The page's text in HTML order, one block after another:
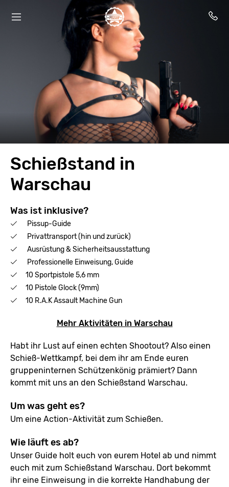
Schießstand in
Warschau
Was ist inklusive?
Pissup-Guide
Privattransport (hin und zurück)
Ausrüstung & Sicherheitsausstattung
Professionelle Einweisung, Guide
10 Sportpistole 5,6 mm
10 Pistole Glock (9mm)
10 R.A.K Assault Machine Gun
Mehr Aktivitäten in Warschau
Habt ihr Lust auf einen echten Shootout? Also einen
Schieß-Wettkampf, bei dem ihr am Ende euren
gruppeninternen Schützenkönig prämiert? Dann
kommt mit uns an den Schießstand Warschau.
Um was geht es?
Um eine Action-Aktivität zum Schießen.
Wie läuft es ab?
Unser Guide holt euch von eurem Hotel ab und nimmt
euch mit zum Schießstand Warschau. Dort bekommt
ihr eine Einweisung in die korrekte Handhabung der